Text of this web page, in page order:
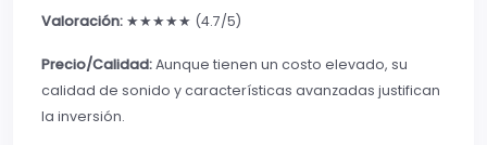
Valoración: ★★★★★ (4.7/5)
Precio/Calidad:Aunque tienen un costo elevado, su
calidad de sonido y características avanzadas justifican
la inversión.